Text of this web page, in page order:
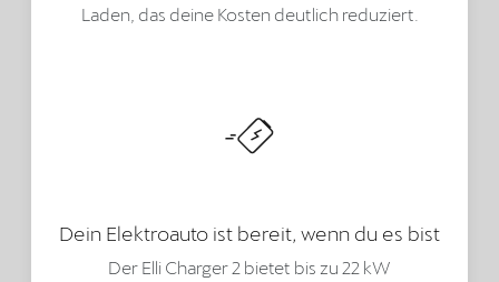
Laden, das deine Kosten deutlich reduziert.
Dein Elektroauto ist bereit, wenn du es bist
Der Elli Charger 2 bietet bis zu 22 kW